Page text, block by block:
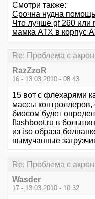
Смотри также:
Срочна нудна
Что лучше gf 260 или
мамка АТХ в корпус
Re: Проблема с
RazZzoR
16 - 13.03.2010 - 08:43
15 вот с флехарями
массы контроллеров,
биосом будет
flashboot.ru в
из iso образа
вымучанные
Re: Проблема с
Wasder
17 - 13.03.2010 - 10:32